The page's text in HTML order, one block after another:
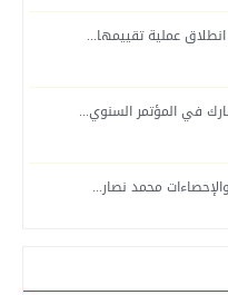
انطلاق عملية تقييمها...
في المؤتمر السنوي...
محمد نصار...
خانيونس تواصل تقديم...